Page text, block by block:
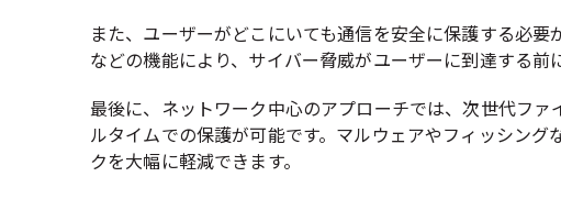
また、ユーザーがどこにいても通信を安全に保護する必
などの機能により、サイバー脅威がユーザーに到達する前
最後に、ネットワーク中心のアプローチでは、次世代フ
ルタイムでの保護が可能です。マルウェアやフィッシン
クを大幅に軽減できます。